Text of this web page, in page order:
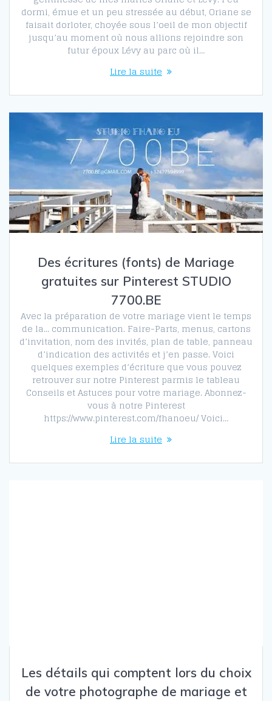
dormi, émue et un peu stressée au début, Oriane se
faisait dorloter, choyée sous l’oeil de mon objectif
jusqu’au moment où nous allions rejoindre son
futur époux Lévy au parc où il…
Lire la suite
Des écritures (fonts) de Mariage
gratuites sur Pinterest STUDIO
7700.BE
Avec la préparation de votre mariage vient le temps
de la… communication. Faire-Parts, menus, cartons
d’invitation, nom des invités, plan de table, panneau
d’indication des activités et j’en passe. Voici
quelques exemples d’écriture que vous pouvez
retrouver sur notre Pinterest parmis le tableau
Conseils et Astuces pour votre mariage. Abonnez-
vous à notre Pinterest
https://www.pinterest.com/fhanoeu/ Voici…
Lire la suite
Les détails qui comptent lors du choix
de votre photographe de mariage et